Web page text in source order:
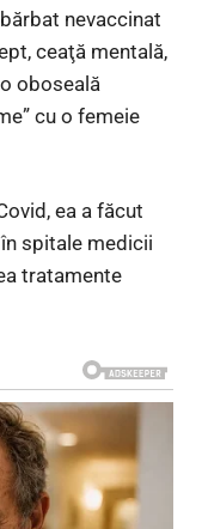
nevaccinat
ceaţă mentală,
oboseală
cu o femeie
ea a făcut
spitale medicii
tratamente